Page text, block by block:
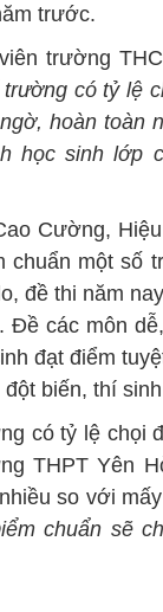
trước.
trường
có tỷ lệ
hoàn toàn
học sinh lớp
Cường,
chuẩn một số
đề thi năm
Đề các môn
đạt điểm
biến, thí
có tỷ lệ chọi
THPT Yên
so với
chuẩn sẽ